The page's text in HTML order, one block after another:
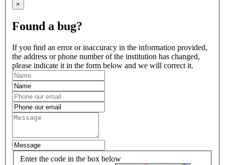
×
Found a bug?
If you find an error or inaccuracy in the information provided,
the address or phone number of the institution has changed,
please indicate it in the form below and we will correct it.
Enter the code in the box below